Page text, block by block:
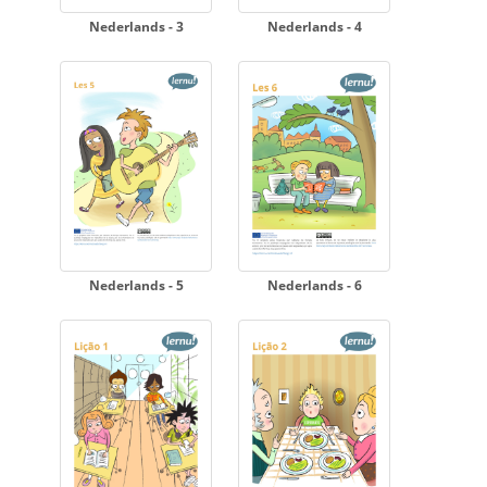
Nederlands - 3 Nederlands - 4
Nederlands - 5 Nederlands - 6